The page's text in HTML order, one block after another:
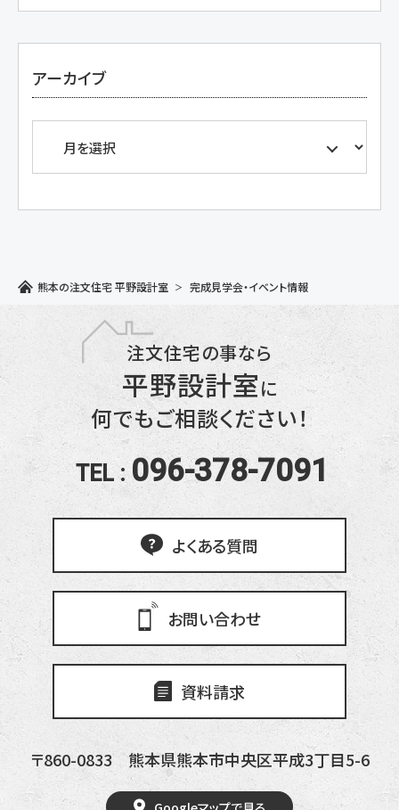
アーカイブ
熊本の注文住宅 平野設計室 完成見学会・イベント情報
注文住宅の事なら
平野設計室に
何でもご相談ください！
TEL : 096-378-7091
よくある質問
お問い合わせ
資料請求
〒860-0833熊本県熊本市中央区平成3丁目5-6